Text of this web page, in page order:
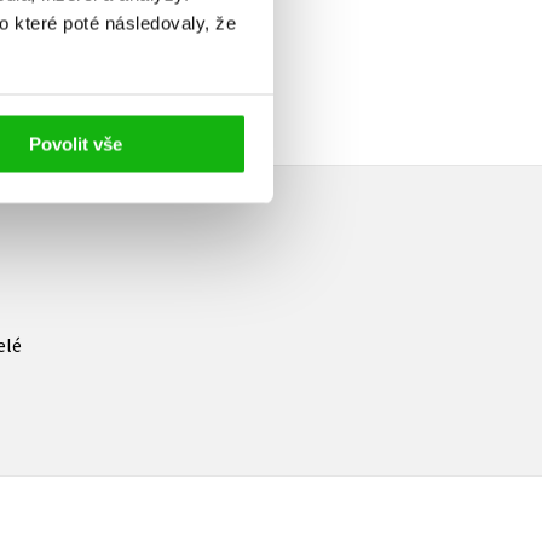
které poté následovaly, že
Povolit vše